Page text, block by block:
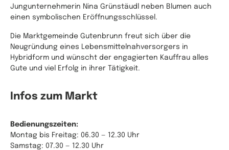
Jungunternehmerin Nina Grünstäudl neben Blumen auch
einen symbolischen Eröffnungsschlüssel.
Die Marktgemeinde Gutenbrunn freut sich über die
Neugründung eines Lebensmittelnahversorgers in
Hybridform und wünscht der engagierten Kauffrau alles
Gute und viel Erfolg in ihrer Tätigkeit.
Infos zum Markt
Bedienungszeiten:
Montag bis Freitag: 06.30 — 12.30 Uhr
Samstag: 07.30 — 12.30 Uhr